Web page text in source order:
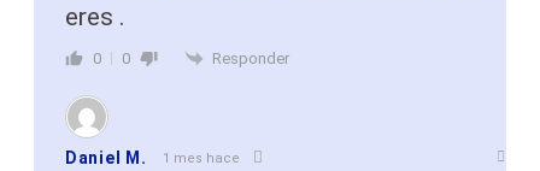
eres .
0 0 Responder
Daniel M. 1 mes hace